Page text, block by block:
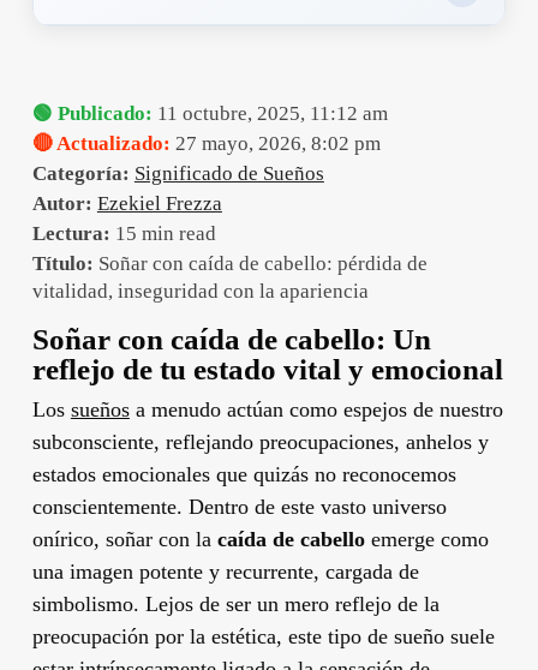
🟢 Publicado: 11 octubre, 2025, 11:12 am
🔴 Actualizado: 27 mayo, 2026, 8:02 pm
Categoría: Significado de Sueños
Autor: Ezekiel Frezza
Lectura: 15 min read
Título: Soñar con caída de cabello: pérdida de
vitalidad, inseguridad con la apariencia
Soñar con caída de cabello: Un
reflejo de tu estado vital y emocional
Los sueñosa menudo actúan como espejos de nuestro
subconsciente, reflejando preocupaciones, anhelos y
estados emocionales que quizás no reconocemos
conscientemente. Dentro de este vasto universo
onírico, soñar con la caída de cabelloemerge como
una imagen potente y recurrente, cargada de
simbolismo. Lejos de ser un mero reflejo de la
preocupación por la estética, este tipo de sueño suele